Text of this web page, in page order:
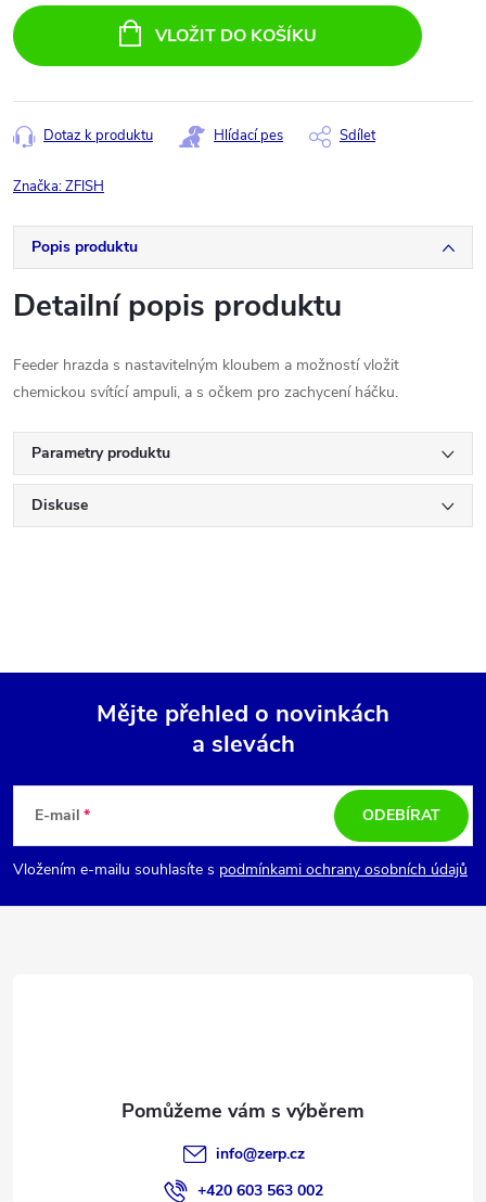
cena:
VLOŽIT DO KOŠÍKU
Dotaz k produktu Hlídací pes Sdílet
Značka:ZFISH
Popis produktu
Detailní popis produktu
Feeder hrazda s nastavitelným kloubem a možností vložit
chemickou svítící ampuli, a s očkem pro zachycení háčku.
Parametry produktu
Diskuse
p
a
Mějte přehled o novinkách
a slevách
E-mail
Vložením e-mailu souhlasíte s podmínkami ochrany osobních údajů
ODEBÍRAT
info@zerp.cz
+420 603 563 002